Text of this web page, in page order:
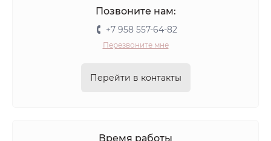
Позвоните нам:
+7 958 557-64-82
Перезвоните мне
Перейти в контакты
Время работы